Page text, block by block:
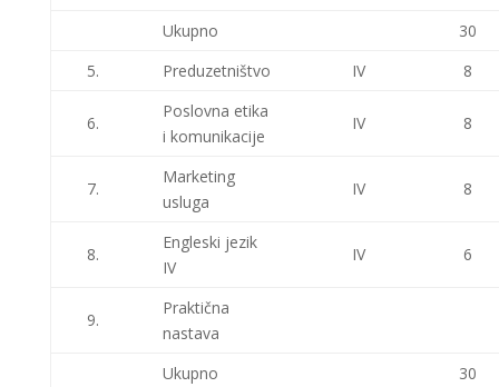
Ukupno
30
5.
Preduzetništvo IV 8
6.
Poslovna etika
i komunikacije
IV 8
7.
Marketing
usluga
IV 8
8.
Engleski jezik
IV
IV 6
9.
Praktična
nastava
Ukupno
30